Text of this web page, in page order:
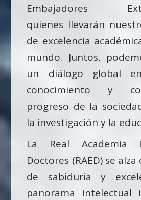
Embajadores
quienes llevarán
de excelencia
mundo. Juntos,
un diálogo global
conocimiento y
progreso de la
la investigación y la
La Real Academia
Doctores (RAED) se
de sabiduría y
panorama intelectual